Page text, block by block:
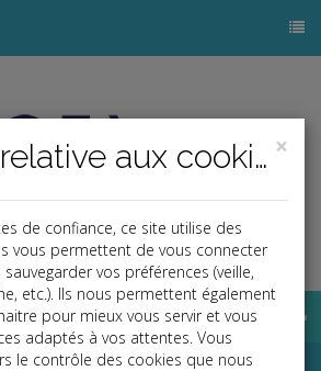
×
Politique relative aux cookies
de confiance, ce site utilise des
vous permettent de vous connecter
vos préférences (veille,
etc.). Ils nous permettent également
pour mieux vous servir et vous
adaptés à vos attentes. Vous
le contrôle des cookies que nous